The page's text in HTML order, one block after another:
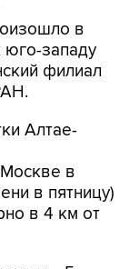
западу
филиал
Алтае-
в
в пятницу)
в 4 км от
- 5